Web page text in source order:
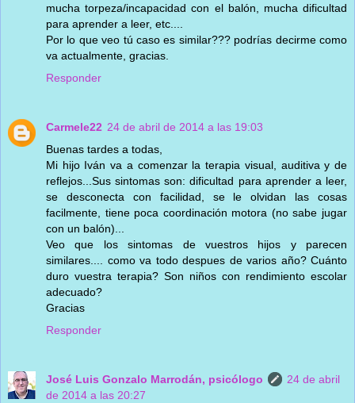
mucha torpeza/incapacidad con el balón, mucha dificultad
para aprender a leer, etc....
Por lo que veo tú caso es similar??? podrías decirme como
va actualmente, gracias.
Responder
Carmele22 24 de abril de 2014 a las 19:03
Buenas tardes a todas,
Mi hijo Iván va a comenzar la terapia visual, auditiva y de
reflejos...Sus sintomas son: dificultad para aprender a leer,
se desconecta con facilidad, se le olvidan las cosas
facilmente, tiene poca coordinación motora (no sabe jugar
con un balón)...
Veo que los sintomas de vuestros hijos y parecen
similares.... como va todo despues de varios año? Cuánto
duro vuestra terapia? Son niños con rendimiento escolar
adecuado?
Gracias
Responder
José Luis Gonzalo Marrodán, psicólogo
24 de abril
de 2014 a las 20:27